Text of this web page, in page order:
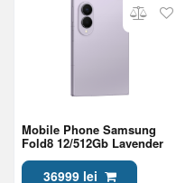
Mobile Phone Samsung
Fold8 12/512Gb Lavender
36999 lei